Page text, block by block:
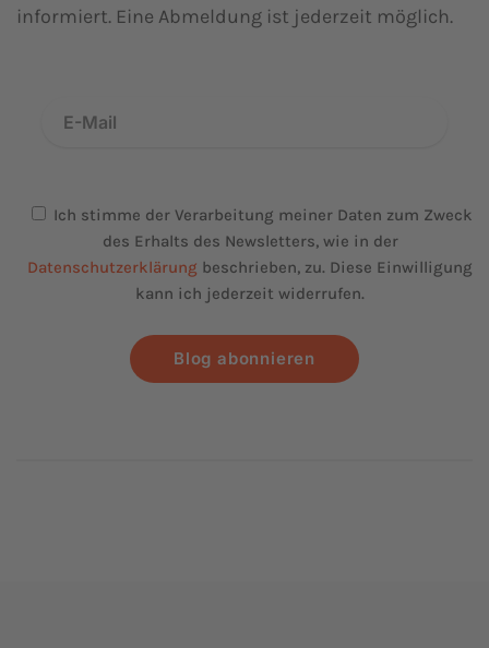
informiert. Eine Abmeldung ist jederzeit möglich.
Ich stimme der Verarbeitung meiner Daten zum Zweck
des Erhalts des Newsletters, wie in der
Datenschutzerklärung beschrieben, zu. Diese Einwilligung
kann ich jederzeit widerrufen.
Blog abonnieren